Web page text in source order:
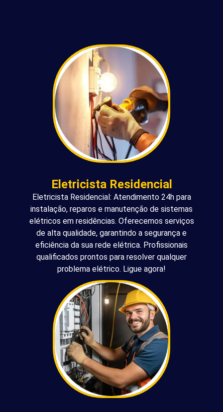
Eletricista Residencial
Eletricista Residencial: Atendimento 24h para
instalação, reparos e manutenção de sistemas
elétricos em residências. Oferecemos serviços
de alta qualidade, garantindo a segurança e
eficiência da sua rede elétrica. Profissionais
qualificados prontos para resolver qualquer
problema elétrico. Ligue agora!